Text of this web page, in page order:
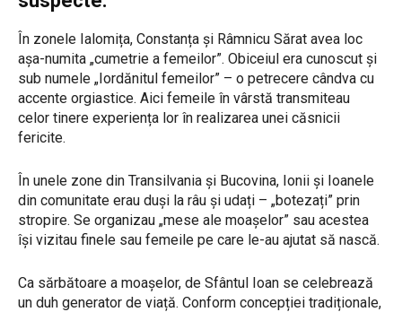
În zonele Ialomița, Constanța și Râmnicu Sărat avea loc
așa-numita „cumetrie a femeilor”. Obiceiul era cunoscut și
sub numele „Iordănitul femeilor” – o petrecere cândva cu
accente orgiastice. Aici femeile în vârstă transmiteau
celor tinere experiența lor în realizarea unei căsnicii
fericite.
În unele zone din Transilvania și Bucovina, Ionii și Ioanele
din comunitate erau duși la râu și udați – „botezați” prin
stropire. Se organizau „mese ale moașelor” sau acestea
își vizitau finele sau femeile pe care le-au ajutat să nască.
Ca sărbătoare a moașelor, de Sfântul Ioan se celebrează
un duh generator de viață. Conform concepției tradiționale,